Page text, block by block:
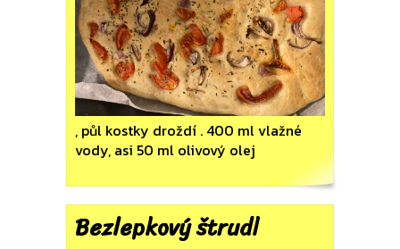
, půl kostky droždí . 400 ml vlažné
vody, asi 50 ml olivový olej
Bezlepkový štrudl